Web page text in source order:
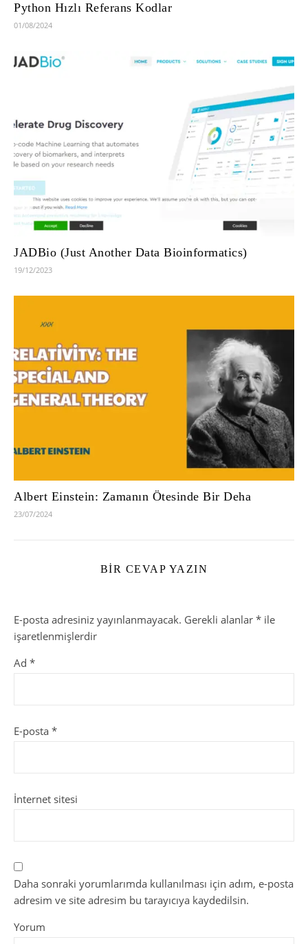
Python Hızlı Referans Kodlar
01/08/2024
JADBio (Just Another Data Bioinformatics)
19/12/2023
Albert Einstein: Zamanın Ötesinde Bir Deha
23/07/2024
BIR CEVAP YAZIN
E-posta adresiniz yayınlanmayacak. Gerekli alanlar * ile
işaretlenmişlerdir
Ad *
E-posta *
İnternet sitesi
Daha sonraki yorumlarımda kullanılması için adım, e-posta
adresim ve site adresim bu tarayıcıya kaydedilsin.
Yorum